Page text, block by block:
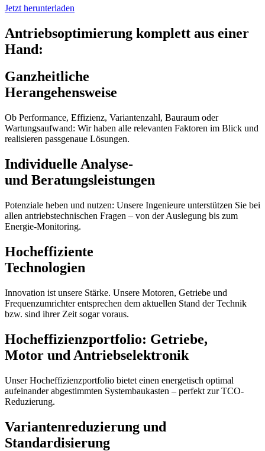
Jetzt herunterladen
Antriebsoptimierung komplett aus einer
Hand:
Ganzheitliche
Herangehensweise
Ob Performance, Effizienz, Variantenzahl, Bauraum oder
Wartungsaufwand: Wir haben alle relevanten Faktoren im Blick und
realisieren passgenaue Lösungen.
Individuelle Analyse-
und Beratungsleistungen
Potenziale heben und nutzen: Unsere Ingenieure unterstützen Sie bei
allen antriebstechnischen Fragen – von der Auslegung bis zum
Energie-Monitoring.
Hocheffiziente
Technologien
Innovation ist unsere Stärke. Unsere Motoren, Getriebe und
Frequenzumrichter entsprechen dem aktuellen Stand der Technik
bzw. sind ihrer Zeit sogar voraus.
Hocheffizienzportfolio: Getriebe,
Motor und Antriebselektronik
Unser Hocheffizienzportfolio bietet einen energetisch optimal
aufeinander abgestimmten Systembaukasten – perfekt zur TCO-
Reduzierung.
Variantenreduzierung und
Standardisierung